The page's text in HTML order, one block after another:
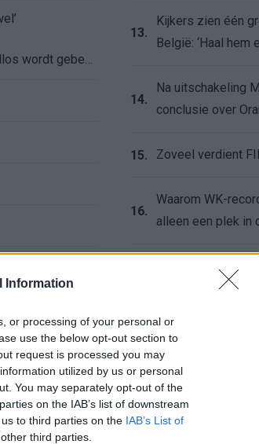
Information
or processing of your personal or
use the below opt-out section to
request is processed you may
utilized by us or personal
You may separately opt-out of the
on the IAB’s list of downstream
to third parties on the IAB’s List of
third parties.
13.
Kijkers zien één
België: ‘Haal hem
14.
Na uitschakeling
conclusie over
15. Zoveel verdient
16.
Waarom WK-
alleen een plek in
Voor de
WK meer dan
18.
Afgewezen bod
onderstreept de
De terugkeer van